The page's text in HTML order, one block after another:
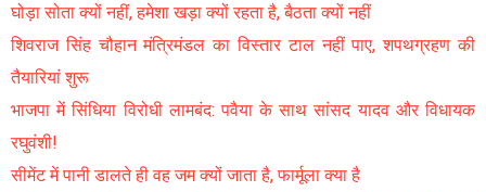
घोड़ा सोता क्यों नहीं, हमेशा खड़ा क्यों रहता है, बैठता क्यों नहीं
शिवराज सिंह चौहान मंत्रिमंडल का विस्तार टाल नहीं पाए, शपथग्रहण की
तैयारियां शुरू
भाजपा में सिंधिया विरोधी लामबंद: पवैया के साथ सांसद यादव और विधायक
रघुवंशी!
सीमेंट में पानी डालते ही वह जम क्यों जाता है, फार्मूला क्या है